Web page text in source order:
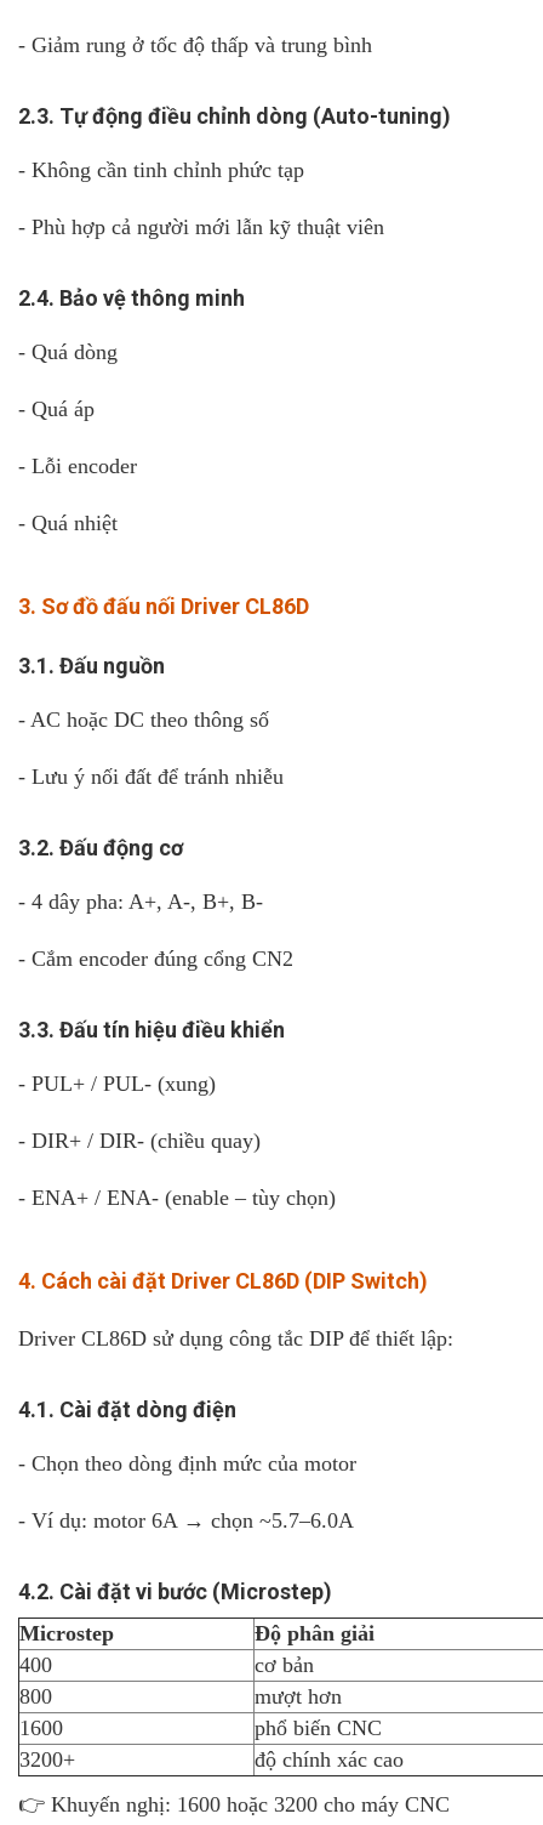
- Giảm rung ở tốc độ thấp và trung bình
2.3. Tự động điều chỉnh dòng (Auto-tuning)
- Không cần tinh chỉnh phức tạp
- Phù hợp cả người mới lẫn kỹ thuật viên
2.4. Bảo vệ thông minh
- Quá dòng
- Quá áp
- Lỗi encoder
- Quá nhiệt
3. Sơ đồ đấu nối Driver CL86D
3.1. Đấu nguồn
- AC hoặc DC theo thông số
- Lưu ý nối đất để tránh nhiễu
3.2. Đấu động cơ
- 4 dây pha: A+, A-, B+, B-
- Cắm encoder đúng cổng CN2
3.3. Đấu tín hiệu điều khiển
- PUL+ / PUL- (xung)
- DIR+ / DIR- (chiều quay)
- ENA+ / ENA- (enable – tùy chọn)
4. Cách cài đặt Driver CL86D (DIP Switch)
Driver CL86D sử dụng công tắc DIP để thiết lập:
4.1. Cài đặt dòng điện
- Chọn theo dòng định mức của motor
- Ví dụ: motor 6A → chọn ~5.7–6.0A
4.2. Cài đặt vi bước (Microstep)
Microstep
Độ phân giải
400
cơ bản
800
mượt hơn
1600
phổ biến CNC
3200+
độ chính xác cao
👉 Khuyến nghị: 1600 hoặc 3200 cho máy CNC